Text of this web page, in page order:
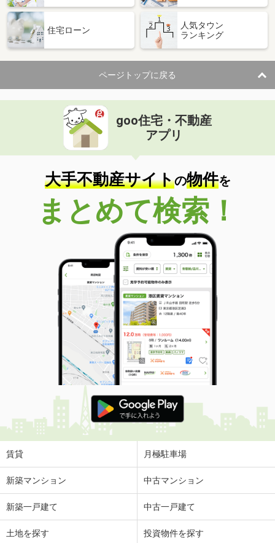
住宅ローン
人気タウン
ランキング
ページトップに戻る
goo住宅・不動産
アプリ
大手不動産サイトの物件を
まとめて検索！
賃貸 月極駐車場
新築マンション 中古マンション
新築一戸建て 中古一戸建て
土地を探す 投資物件を探す